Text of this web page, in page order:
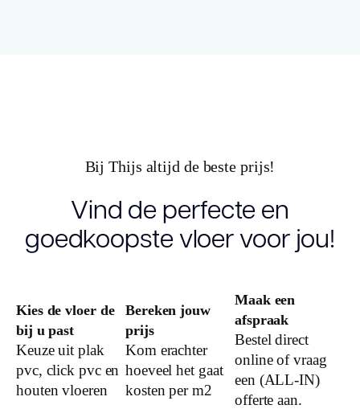
geschikt
Antistatisch
Montage
Type click
Garantie
Bij Thijs altijd de beste prijs!
Vind de perfecte en
goedkoopste vloer voor jou!
Kies de vloer de
bij u past
Keuze uit plak
pvc, click pvc en
houten vloeren
Bereken jouw
prijs
Kom erachter
hoeveel het gaat
kosten per m2
Maak een
afspraak
Bestel direct
online of vraag
een (ALL-IN)
offerte aan.